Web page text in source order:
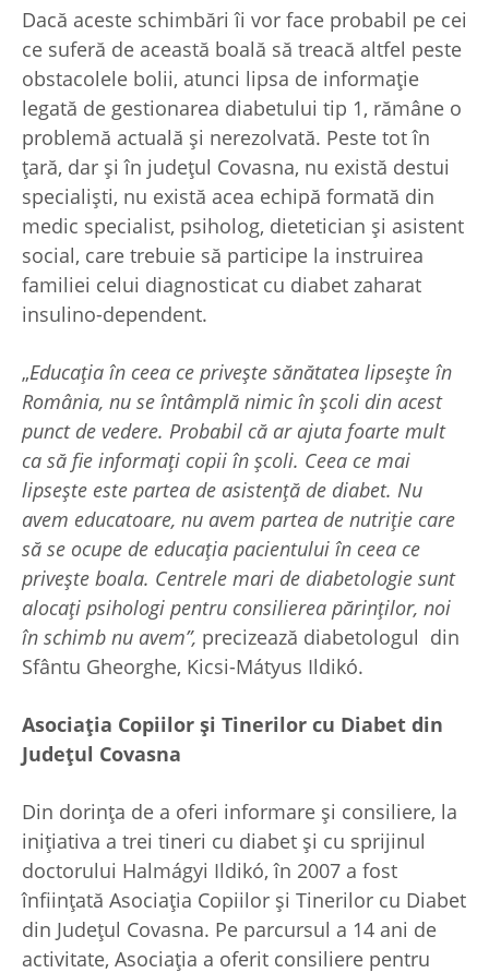
Dacă aceste schimbări îi vor face probabil pe cei
ce suferă de această boală să treacă altfel peste
obstacolele bolii, atunci lipsa de informație
legată de gestionarea diabetului tip 1, rămâne o
problemă actuală și nerezolvată. Peste tot în
țară, dar și în județul Covasna, nu există destui
specialiști, nu există acea echipă formată din
medic specialist, psiholog, dietetician și asistent
social, care trebuie să participe la instruirea
familiei celui diagnosticat cu diabet zaharat
insulino-dependent.
„Educația în ceea ce privește sănătatea lipsește în
România, nu se întâmplă nimic în școli din acest
punct de vedere. Probabil că ar ajuta foarte mult
ca să fie informați copii în școli. Ceea ce mai
lipsește este partea de asistență de diabet. Nu
avem educatoare, nu avem partea de nutriție care
să se ocupe de educația pacientului în ceea ce
privește boala. Centrele mari de diabetologie sunt
alocați psihologi pentru consilierea părinților, noi
în schimb nu avem”, precizează diabetologul din
Sfântu Gheorghe, Kicsi-Mátyus Ildikó.
Asociația Copiilor și Tinerilor cu Diabet din
Județul Covasna
Din dorința de a oferi informare și consiliere, la
inițiativa a trei tineri cu diabet și cu sprijinul
doctorului Halmágyi Ildikó, în 2007 a fost
înființată Asociația Copiilor și Tinerilor cu Diabet
din Județul Covasna. Pe parcursul a 14 ani de
activitate, Asociația a oferit consiliere pentru